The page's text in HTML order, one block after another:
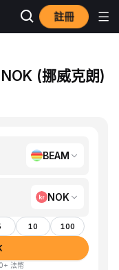
註冊
(挪威克朗)
BEAM
NOK
10 100
法幣